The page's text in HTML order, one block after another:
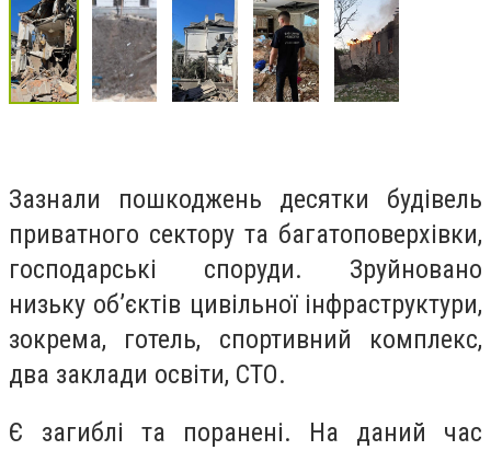
Зазнали пошкоджень десятки будівель
приватного сектору та багатоповерхівки,
господарські споруди. Зруйновано
низьку об’єктів цивільної інфраструктури,
зокрема, готель, спортивний комплекс,
два заклади освіти, СТО.
Є загиблі та поранені. На даний час